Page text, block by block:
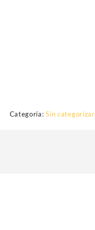
Categoría:Sin categorizar